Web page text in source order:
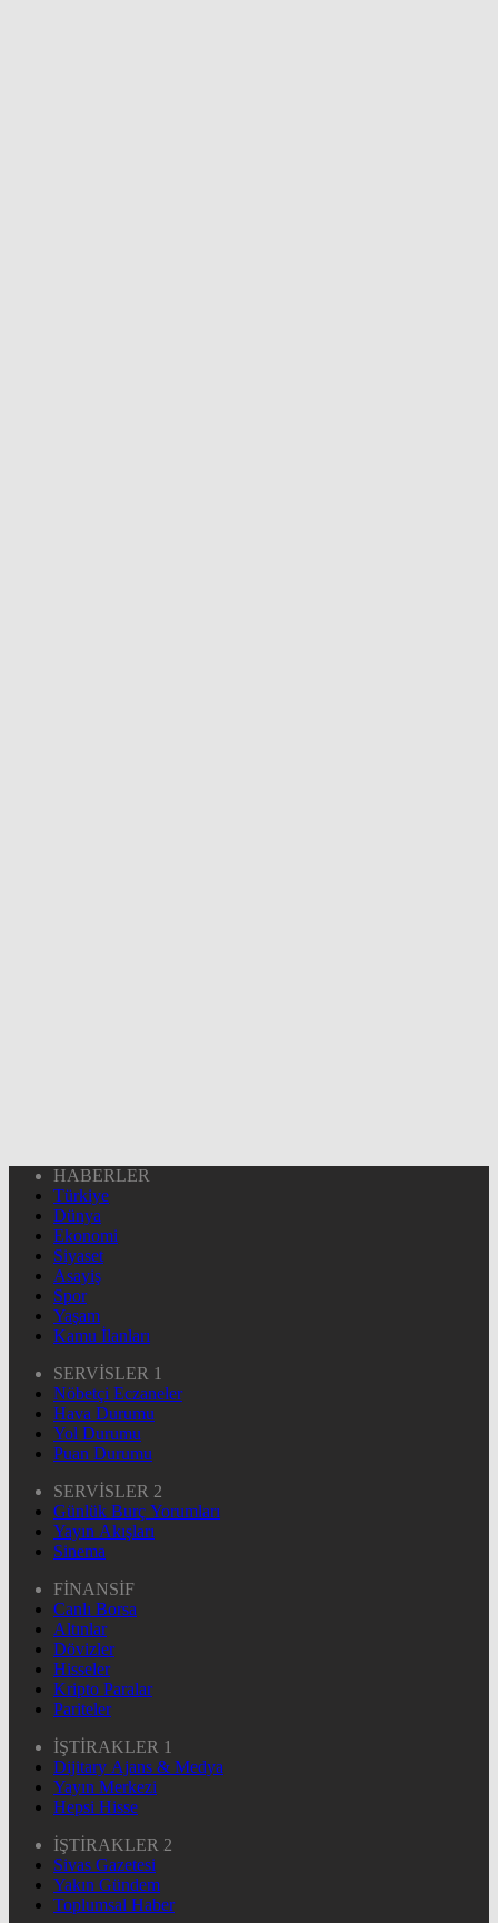
HABERLER
Türkiye
Dünya
Ekonomi
Siyaset
Asayiş
Spor
Yaşam
Kamu İlanları
SERVİSLER 1
Nöbetçi Eczaneler
Hava Durumu
Yol Durumu
Puan Durumu
SERVİSLER 2
Günlük Burç Yorumları
Yayın Akışları
Sinema
FİNANSİF
Canlı Borsa
Altınlar
Dövizler
Hisseler
Kripto Paralar
Pariteler
İŞTİRAKLER 1
Dijitary Ajans & Medya
Yayın Merkezi
Hepsi Hisse
İŞTİRAKLER 2
Sivas Gazetesi
Yakın Gündem
Toplumsal Haber